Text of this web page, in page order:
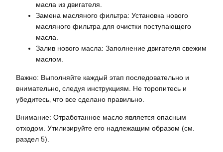
масла из двигателя.
Замена масляного фильтра: Установка нового
масляного фильтра для очистки поступающего
масла.
Залив нового масла: Заполнение двигателя свежим
маслом.
Важно: Выполняйте каждый этап последовательно и
внимательно‚ следуя инструкциям. Не торопитесь и
убедитесь‚ что все сделано правильно.
Внимание: Отработанное масло является опасным
отходом. Утилизируйте его надлежащим образом (см.
раздел 5).